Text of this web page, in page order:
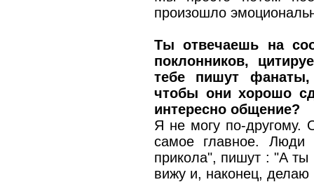
произошло
Ты отвечаешь на
поклонников,
тебе пишут
чтобы они хорошо
интересно общение?
Я не могу по-другому.
самое главное. Люди
прикола", пишут : "А ты
вижу и, наконец, делаю